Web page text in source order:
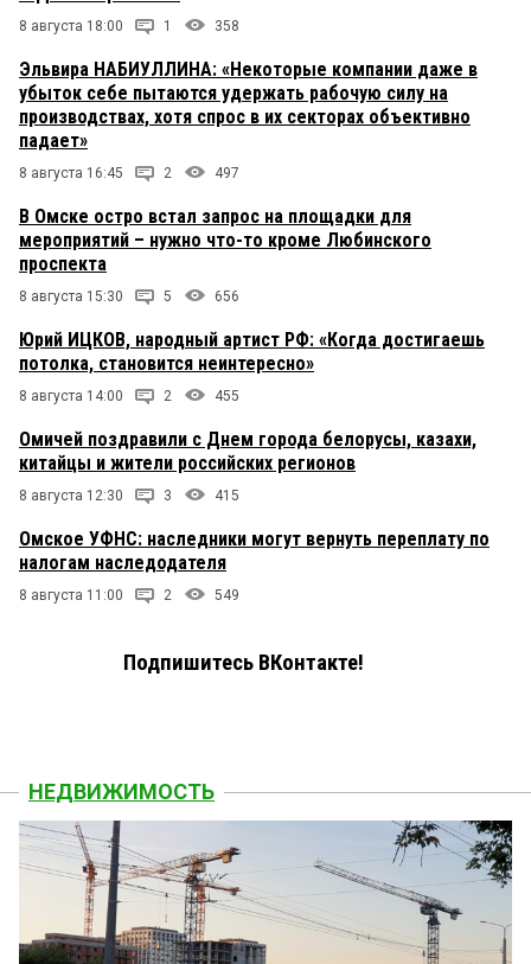
8 августа 18:00 1 358
Эльвира НАБИУЛЛИНА: «Некоторые компании даже в
убыток себе пытаются удержать рабочую силу на
производствах, хотя спрос в их секторах объективно
падает»
8 августа 16:45 2 497
В Омске остро встал запрос на площадки для
мероприятий – нужно что-то кроме Любинского
проспекта
8 августа 15:30 5 656
Юрий ИЦКОВ, народный артист РФ: «Когда достигаешь
потолка, становится неинтересно»
8 августа 14:00 2 455
Омичей поздравили с Днем города белорусы, казахи,
китайцы и жители российских регионов
8 августа 12:30 3 415
Омское УФНС: наследники могут вернуть переплату по
налогам наследодателя
8 августа 11:00 2 549
Подпишитесь ВКонтакте!
НЕДВИЖИМОСТЬ